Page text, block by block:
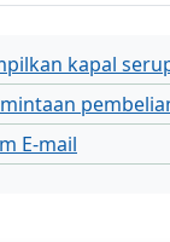
kapal
E-mail